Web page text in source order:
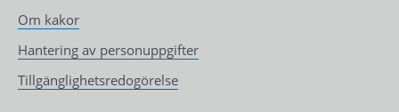
Om kakor
Hantering av personuppgifter
Tillgänglighetsredogörelse